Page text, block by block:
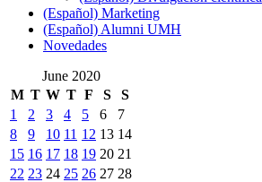
(Español) Marketing
(Español) Alumni UMH
Novedades
June 2020
M T W T F S
S
1
2 3 4 5 6
7
8
9 10 11 12 13 14
15 16 17 18 19 20 21
22 23 24 25 26 27 28